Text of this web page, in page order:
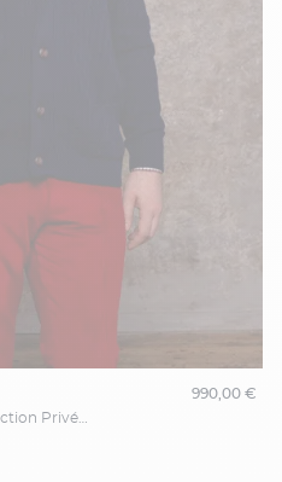
Cardigan Cachemire Capel Collection Privée Grande Taille
990,00 €